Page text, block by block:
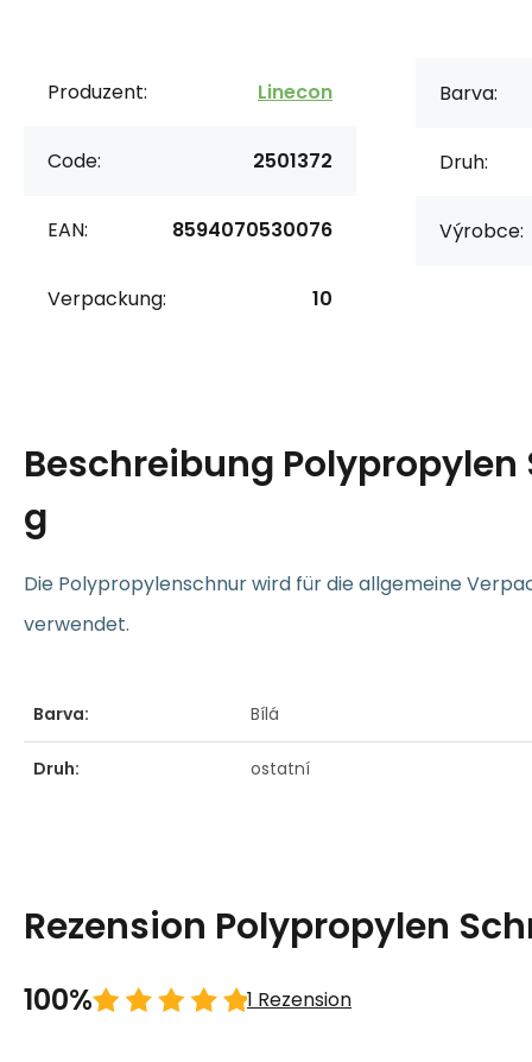
Produzent: Linecon
Code: 2501372
EAN: 8594070530076
Verpackung: 10
Barva:
Druh:
Výrobce:
Beschreibung Polypropylen
g
Die Polypropylenschnur wird für die allgemeine
verwendet.
Barva: Bílá
Druh: ostatní
Rezension Polypropylen
100% 1 Rezension